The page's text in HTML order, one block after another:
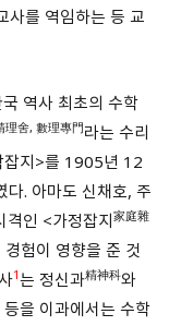
사를 역임하는 등 교
역사 최초의 수학
理舍, 數理專門라는 수리
잡지>를 1905년 12
. 아마도 신채호, 주
인 <가정잡지家庭雜
험이 영향을 준 것
1는 정신과精神科와
등을 이과에서는 수학